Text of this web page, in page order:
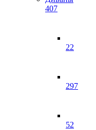
407
22
297
52